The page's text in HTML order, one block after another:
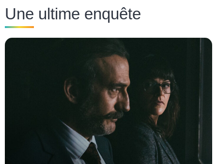
Une ultime enquête